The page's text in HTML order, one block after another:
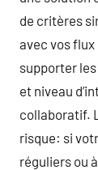
de critères
avec vos
supporter
et niveau
collaboratif.
risque: si
réguliers ou